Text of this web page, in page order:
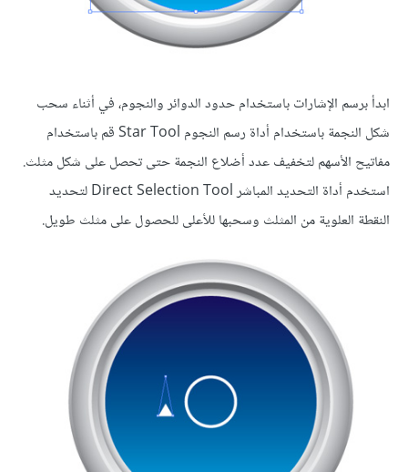
ابدأ برسم الإشارات باستخدام حدود الدوائر والنجوم، في أثناء سحب
شكل النجمة باستخدام أداة رسم النجوم Star Tool قم باستخدام
مفاتيح الأسهم لتخفيف عدد أضلاع النجمة حتى تحصل على شكل مثلث.
استخدم أداة التحديد المباشر Direct Selection Tool لتحديد
النقطة العلوية من المثلث وسحبها للأعلى للحصول على مثلث طويل.